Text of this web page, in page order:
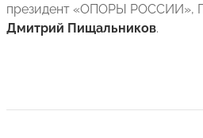
президент «ОПОРЫ РОССИИ»,
Дмитрий Пищальников.